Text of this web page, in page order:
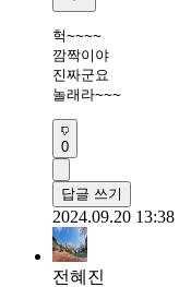
헉~~~~
깜짝이야
진짜군요
놀래라~~~
0
답글 쓰기
2024.09.20 13:38
전혜진